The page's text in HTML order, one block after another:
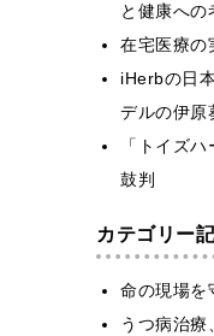
と健康への
在宅医療の
iHerbの日
デルの伊原
「トイズ
鼓判
カテゴリー
命の現場を
うつ病治